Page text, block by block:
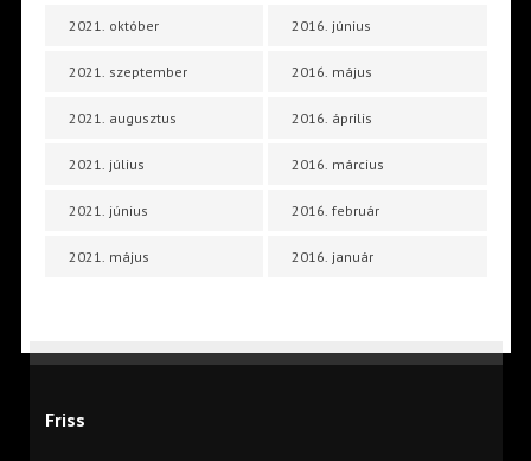
2021. október
2021. szeptember
2021. augusztus
2021. július
2021. június
2021. május
2016. június
2016. május
2016. április
2016. március
2016. február
2016. január
Friss